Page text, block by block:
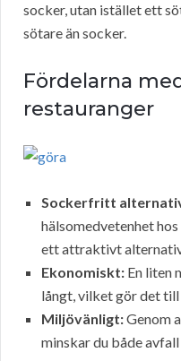
socker, utan istället ett
sötare än socker.
Fördelarna
restauranger
Sockerfritt
hälsomedvetenhet
ett attraktivt
Ekonomiskt: En liten
långt, vilket gör det
Miljövänligt:Genom
minskar du både